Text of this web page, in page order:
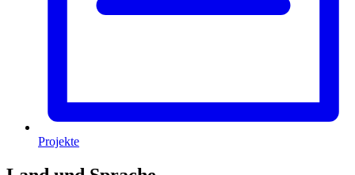
Projekte